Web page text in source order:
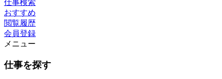
仕事検索
おすすめ
閲覧履歴
会員登録
メニュー
仕事を探す